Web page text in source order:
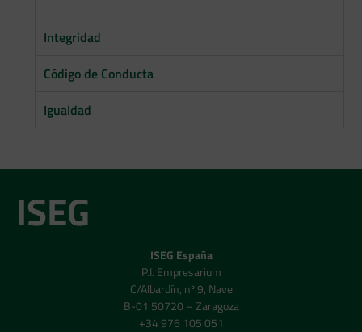
Integridad
Código de Conducta
Igualdad
ISEG
ISEG España
P.I. Empresarium
C/Albardín, nº 9, Nave
B-01 50720 – Zaragoza
+34 976 105 051